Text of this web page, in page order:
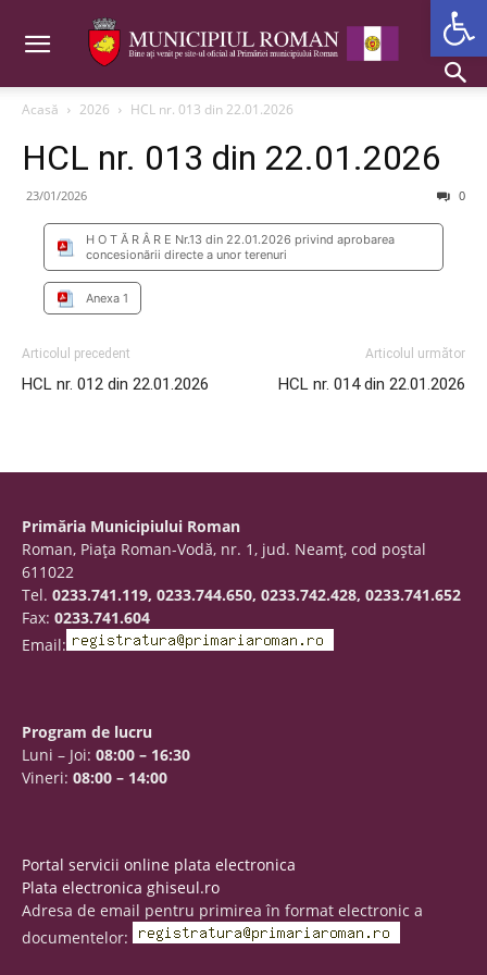
Acasă 2026 HCL nr. 013 din 22.01.2026
HCL nr. 013 din 22.01.2026
23/01/2026 0
H O T Ă R Â R E Nr.13 din 22.01.2026 privind aprobarea
concesionării directe a unor terenuri
Anexa 1
Articolul precedent
HCL nr. 012 din 22.01.2026
Articolul următor
HCL nr. 014 din 22.01.2026
Primăria Municipiului Roman
Roman, Piaţa Roman-Vodă, nr. 1, jud. Neamţ, cod poştal
611022
Tel. 0233.741.119, 0233.744.650, 0233.742.428, 0233.741.652
Fax: 0233.741.604
Email:
Program de lucru
Luni – Joi: 08:00 – 16:30
Vineri: 08:00 – 14:00
Portal servicii online plata electronica
Plata electronica ghiseul.ro
Adresa de email pentru primirea în format electronic a
documentelor: